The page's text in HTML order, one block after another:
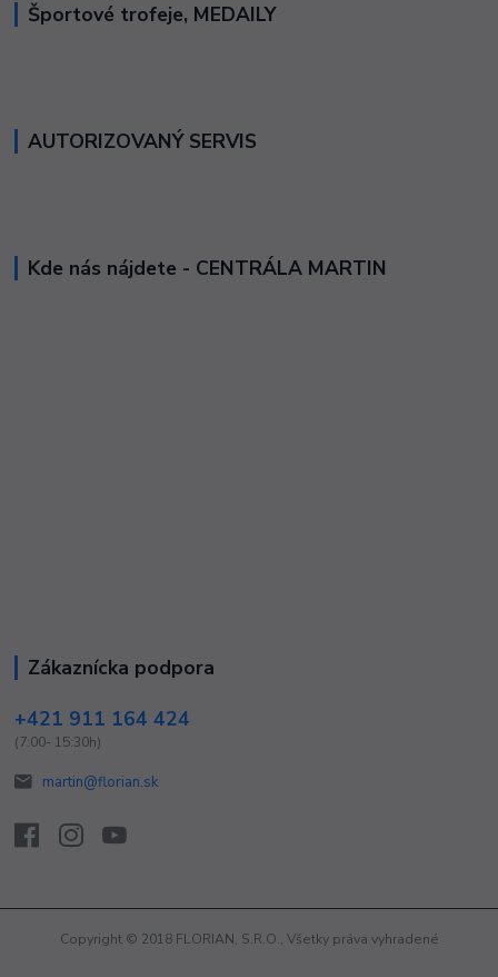
Športové trofeje, MEDAILY
AUTORIZOVANÝ SERVIS
Kde nás nájdete - CENTRÁLA MARTIN
Zákaznícka podpora
+421 911 164 424
(7:00- 15:30h)
martin@florian.sk
Copyright © 2018 FLORIAN, S.R.O., Všetky práva vyhradené